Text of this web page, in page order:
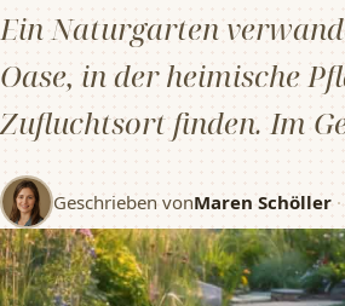
Ein Naturgarten
Oase, in der heimische
Zufluchtsort finden. Im
Geschrieben vonMaren Schöller ·